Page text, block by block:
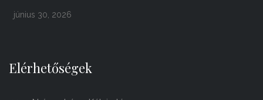
június 30, 2026
Elérhetőségek